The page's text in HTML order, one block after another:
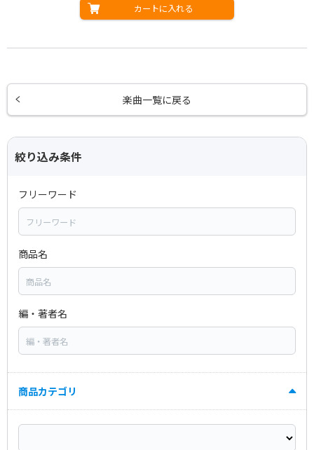
カートに入れる
楽曲一覧に戻る
絞り込み条件
フリーワード
商品名
編・著者名
商品カテゴリ